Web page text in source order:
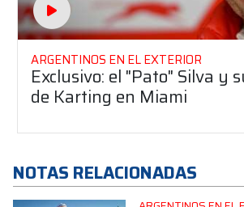
ARGENTINOS EN EL EXTERIOR
Exclusivo: el "Pato" Silva y
de Karting en Miami
NOTAS RELACIONADAS